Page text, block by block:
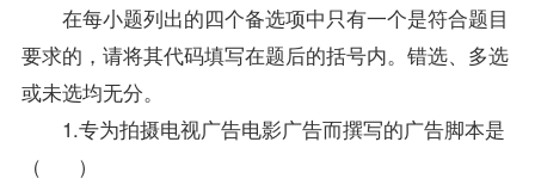
在每小题列出的四个备选项中只有一个是符合题目
要求的，请将其代码填写在题后的括号内。错选、多选
或未选均无分。
1.专为拍摄电视广告电影广告而撰写的广告脚本是
（ ）